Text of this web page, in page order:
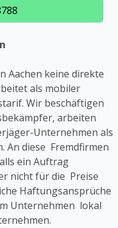
Aachen keine direkte
als mobiler
Wir beschäftigen
arbeiten
Unternehmen als
An diese Fremdfirmen
ein Auftrag
nicht für die Preise
Haftungsansprüche
Unternehmen lokal